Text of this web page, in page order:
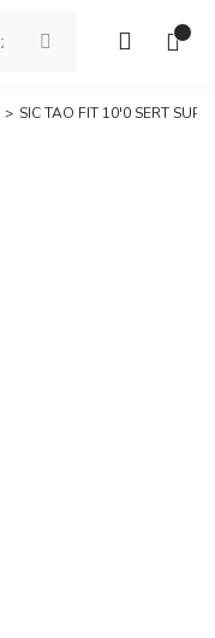
SIC TAO FIT 10'0 SERT SUP